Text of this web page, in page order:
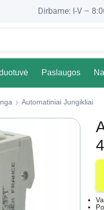
Dirbame: I-V –
Paslaugos
Automatiniai Jungikliai